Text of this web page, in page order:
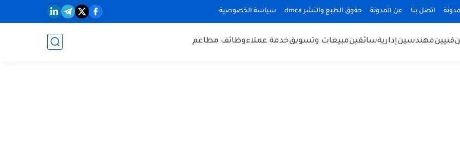
اتصل بنا عن المدونة حقوق الطبع والنشر dmca سياسة الخصوصية
فنيينمهندسينإداريةسائقينمبيعات وتسويقخدمة عملاءوظائف مطاعم